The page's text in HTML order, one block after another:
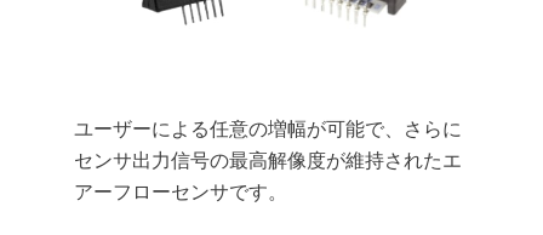
ユーザーによる任意の増幅が可能で、さらに
センサ出力信号の最高解像度が維持されたエ
アーフローセンサです。